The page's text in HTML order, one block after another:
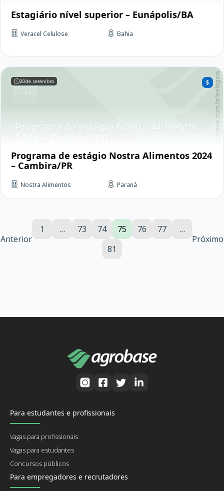
Estagiário nível superior – Eunápolis/BA
Veracel Celulose Bahia
20de setembro
Programa de estágio Nostra Alimentos 2024
– Cambira/PR
Nostra Alimentos Paraná
Anterior
1 … 73 74 75 76 77
…
81
Próximo
Para estudantes e profissionais
Vagas para profissionais
Vagas para estudantes
Concursos públicos
Para empregadores e recrutadores